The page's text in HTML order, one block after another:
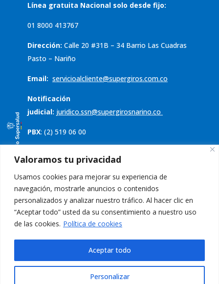
Valoramos tu privacidad
Usamos cookies para mejorar su experiencia de
navegación, mostrarle anuncios o contenidos
personalizados y analizar nuestro tráfico. Al hacer clic en
“Aceptar todo” usted da su consentimiento a nuestro uso
de las cookies. Política de cookies
Personalizar
Aceptar todo
Línea gratuita Nacional solo desde fijo:
01 8000 413767
Dirección: Calle 20 #31B – 34 Barrio Las Cuadras
Pasto – Nariño
Email: servicioalcliente@supergiros.com.co
Notificación
judicial: juridico.ssn@supergirosnarino.co
PBX: (2) 519 06 00
Servicio al cliente
Política de tratamiento de datos
Aviso de privacidad
PQRS